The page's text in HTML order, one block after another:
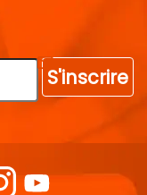
S'inscrire